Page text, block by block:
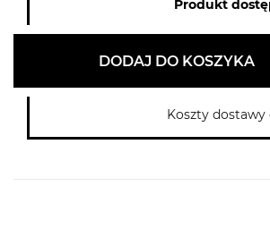
Produkt
DODAJ DO KOSZYKA
Koszty dostawy